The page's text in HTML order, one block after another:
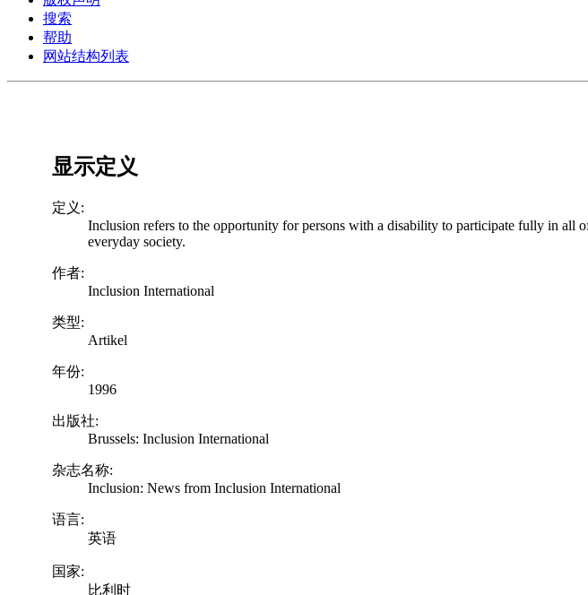
搜索
帮助
网站结构列表
显示定义
定义:
Inclusion refers to the opportunity for persons with a disability to participate fully in all
everyday society.
作者:
Inclusion International
类型:
Artikel
年份:
1996
出版社:
Brussels: Inclusion International
杂志名称:
Inclusion: News from Inclusion International
语言:
英语
国家:
比利时